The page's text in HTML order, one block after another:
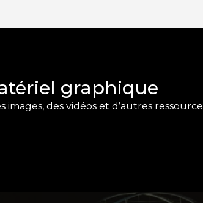
graphique
images, des vidéos et d’autres